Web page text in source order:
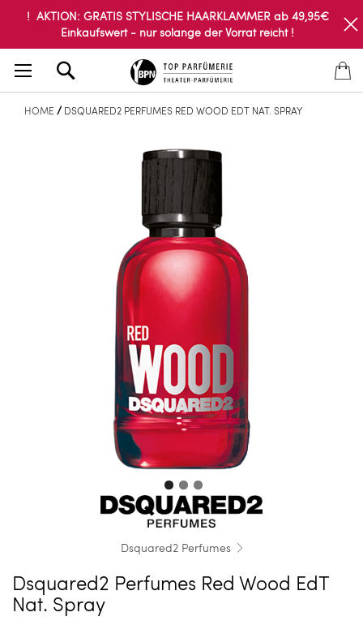
! AKTION: GRATIS STYLISCHE HAARKLAMMER ab 49,95€
Einkaufswert - nur solange der Vorrat reicht !
HOME DSQUARED2 PERFUMES RED WOOD EDT NAT. SPRAY
Dsquared2 Perfumes
Dsquared2 Perfumes Red Wood EdT
Nat. Spray